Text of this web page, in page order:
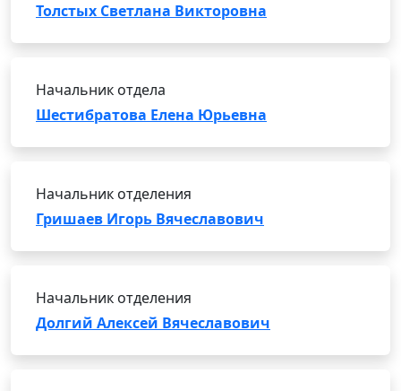
Толстых Светлана Викторовна
Начальник отдела
Шестибратова Елена Юрьевна
Начальник отделения
Гришаев Игорь Вячеславович
Начальник отделения
Долгий Алексей Вячеславович